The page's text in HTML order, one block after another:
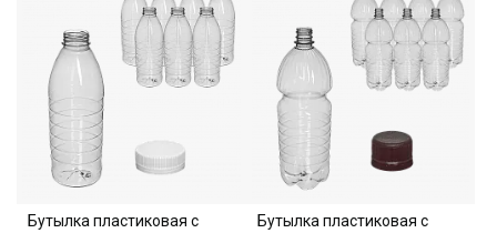
Бутылка пластиковая с
Бутылка пластиковая с